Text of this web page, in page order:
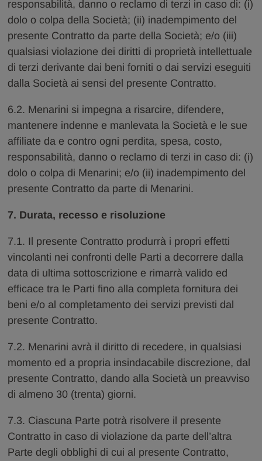
responsabilità, danno o reclamo di terzi in caso di: (i)
dolo o colpa della Società; (ii) inadempimento del
presente Contratto da parte della Società; e/o (iii)
qualsiasi violazione dei diritti di proprietà intellettuale
di terzi derivante dai beni forniti o dai servizi eseguiti
dalla Società ai sensi del presente Contratto.
6.2. Menarini si impegna a risarcire, difendere,
mantenere indenne e manlevata la Società e le sue
affiliate da e contro ogni perdita, spesa, costo,
responsabilità, danno o reclamo di terzi in caso di: (i)
dolo o colpa di Menarini; e/o (ii) inadempimento del
presente Contratto da parte di Menarini.
7. Durata, recesso e risoluzione
7.1. Il presente Contratto produrrà i propri effetti
vincolanti nei confronti delle Parti a decorrere dalla
data di ultima sottoscrizione e rimarrà valido ed
efficace tra le Parti fino alla completa fornitura dei
beni e/o al completamento dei servizi previsti dal
presente Contratto.
7.2. Menarini avrà il diritto di recedere, in qualsiasi
momento ed a propria insindacabile discrezione, dal
presente Contratto, dando alla Società un preavviso
di almeno 30 (trenta) giorni.
7.3. Ciascuna Parte potrà risolvere il presente
Contratto in caso di violazione da parte dell’altra
Parte degli obblighi di cui al presente Contratto,